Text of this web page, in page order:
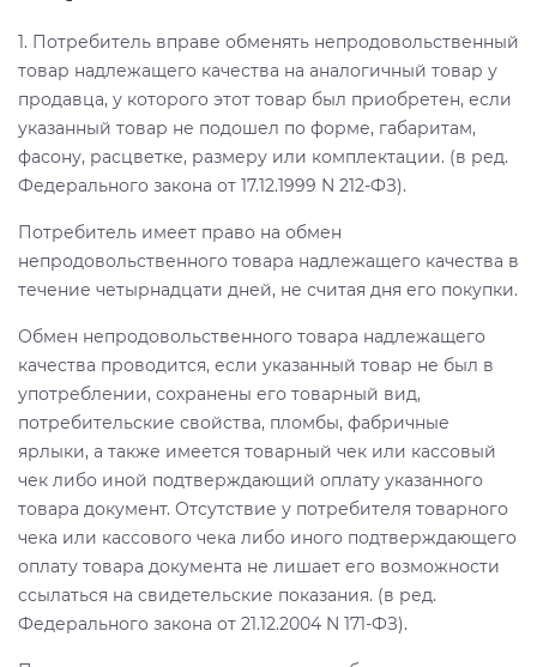
1. Потребитель вправе обменять непродовольственный
товар надлежащего качества на аналогичный товар у
продавца, у которого этот товар был приобретен, если
указанный товар не подошел по форме, габаритам,
фасону, расцветке, размеру или комплектации. (в ред.
Федерального закона от 17.12.1999 N 212-ФЗ).
Потребитель имеет право на обмен
непродовольственного товара надлежащего качества в
течение четырнадцати дней, не считая дня его покупки.
Обмен непродовольственного товара надлежащего
качества проводится, если указанный товар не был в
употреблении, сохранены его товарный вид,
потребительские свойства, пломбы, фабричные
ярлыки, а также имеется товарный чек или кассовый
чек либо иной подтверждающий оплату указанного
товара документ. Отсутствие у потребителя товарного
чека или кассового чека либо иного подтверждающего
оплату товара документа не лишает его возможности
ссылаться на свидетельские показания. (в ред.
Федерального закона от 21.12.2004 N 171-ФЗ).